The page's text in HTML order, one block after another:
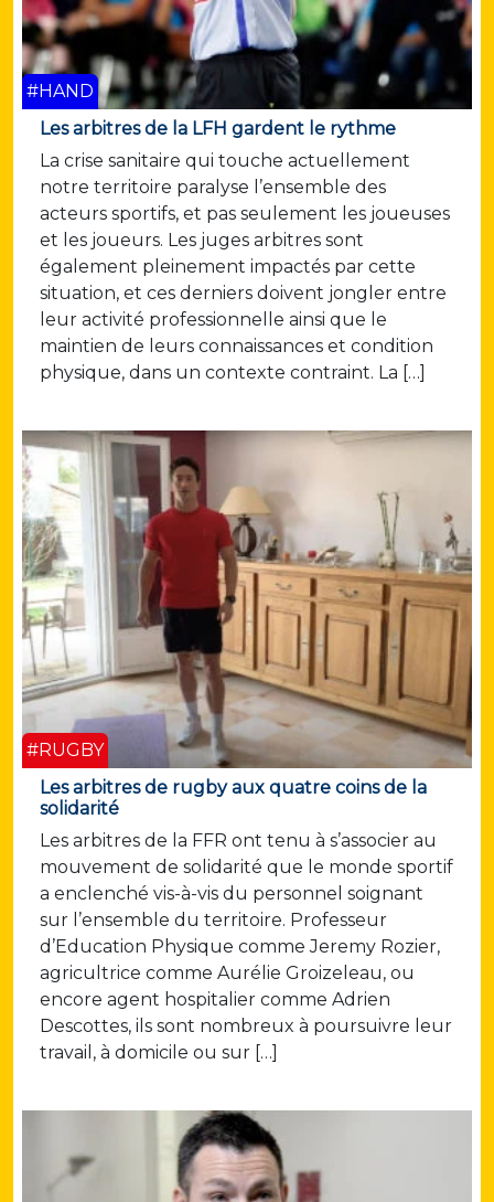
#HAND
Les arbitres de la LFH gardent le rythme
La crise sanitaire qui touche actuellement
notre territoire paralyse l’ensemble des
acteurs sportifs, et pas seulement les joueuses
et les joueurs. Les juges arbitres sont
également pleinement impactés par cette
situation, et ces derniers doivent jongler entre
leur activité professionnelle ainsi que le
maintien de leurs connaissances et condition
physique, dans un contexte contraint. La […]
#RUGBY
Les arbitres de rugby aux quatre coins de la
solidarité
Les arbitres de la FFR ont tenu à s’associer au
mouvement de solidarité que le monde sportif
a enclenché vis-à-vis du personnel soignant
sur l’ensemble du territoire. Professeur
d’Education Physique comme Jeremy Rozier,
agricultrice comme Aurélie Groizeleau, ou
encore agent hospitalier comme Adrien
Descottes, ils sont nombreux à poursuivre leur
travail, à domicile ou sur […]